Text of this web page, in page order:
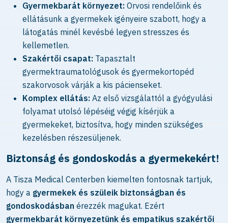
Gyermekbarát környezet: Orvosi rendelőink és
ellátásunk a gyermekek igényeire szabott, hogy a
látogatás minél kevésbé legyen stresszes és
kellemetlen.
Szakértői csapat: Tapasztalt
gyermektraumatológusok és gyermekortopéd
szakorvosok várják a kis pácienseket.
Komplex ellátás: Az első vizsgálattól a gyógyulási
folyamat utolsó lépéséig végig kísérjük a
gyermekeket, biztosítva, hogy minden szükséges
kezelésben részesüljenek.
Biztonság és gondoskodás a gyermekekért!
A Tisza Medical Centerben kiemelten fontosnak tartjuk,
hogy a gyermekek és szüleik biztonságban és
gondoskodásban érezzék magukat. Ezért
gyermekbarát környezetünk és empatikus szakértői